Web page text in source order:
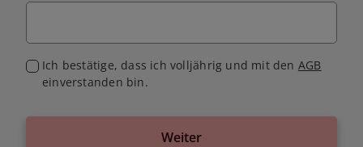
Ich bestätige, dass ich volljährig und mit den AGB
einverstanden bin.
Weiter